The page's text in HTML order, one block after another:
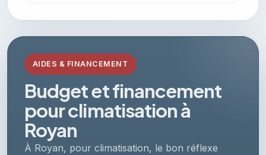
AIDES & FINANCEMENT
Budget et financement
pour climatisation à
Royan
À Royan, pour climatisation, le bon réflexe